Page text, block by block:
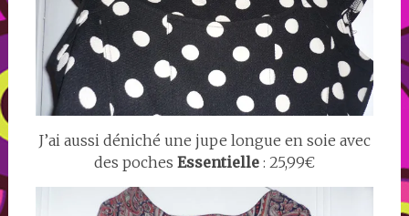
J’ai aussi déniché une jupe longue en soie avec
des poches Essentielle: 25,99€